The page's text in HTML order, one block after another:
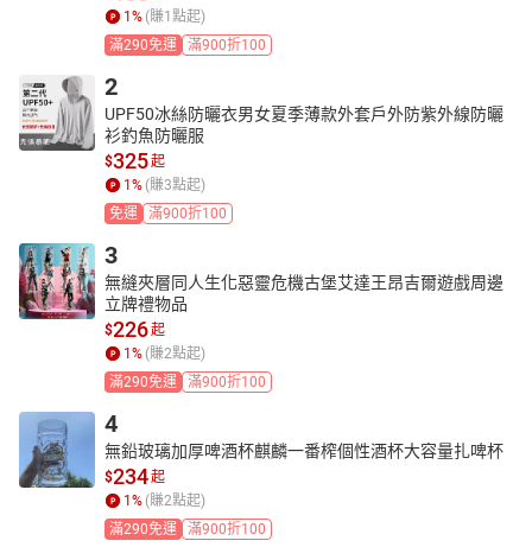
1% (賺1點起)
滿290免運
滿900折100
2
UPF50冰絲防曬衣男女夏季薄款外套戶外防紫外線防曬
衫釣魚防曬服
$325起
1% (賺3點起)
免運
滿900折100
3
無縫夾層同人生化惡靈危機古堡艾達王昂吉爾遊戲周邊
立牌禮物品
$226起
1% (賺2點起)
滿290免運
滿900折100
4
無鉛玻璃加厚啤酒杯麒麟一番榨個性酒杯大容量扎啤杯
$234起
1% (賺2點起)
滿290免運
滿900折100